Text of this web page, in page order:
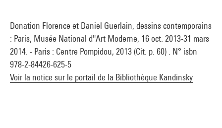
Donation Florence et Daniel Guerlain, dessins contemporains
: Paris, Musée National d''Art Moderne, 16 oct. 2013-31 mars
2014. - Paris : Centre Pompidou, 2013 (Cit. p. 60) . N° isbn
978-2-84426-625-5
Voir la notice sur le portail de la Bibliothèque Kandinsky